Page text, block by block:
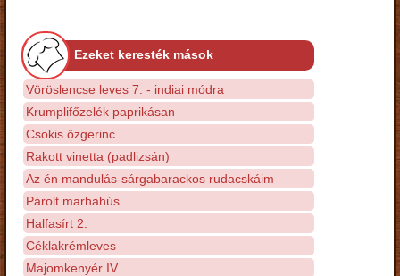
Ezeket keresték mások
Vöröslencse leves 7. - indiai módra
Krumplifőzelék paprikásan
Csokis őzgerinc
Rakott vinetta (padlizsán)
Az én mandulás-sárgabarackos rudacskáim
Párolt marhahús
Halfasírt 2.
Céklakrémleves
Majomkenyér IV.